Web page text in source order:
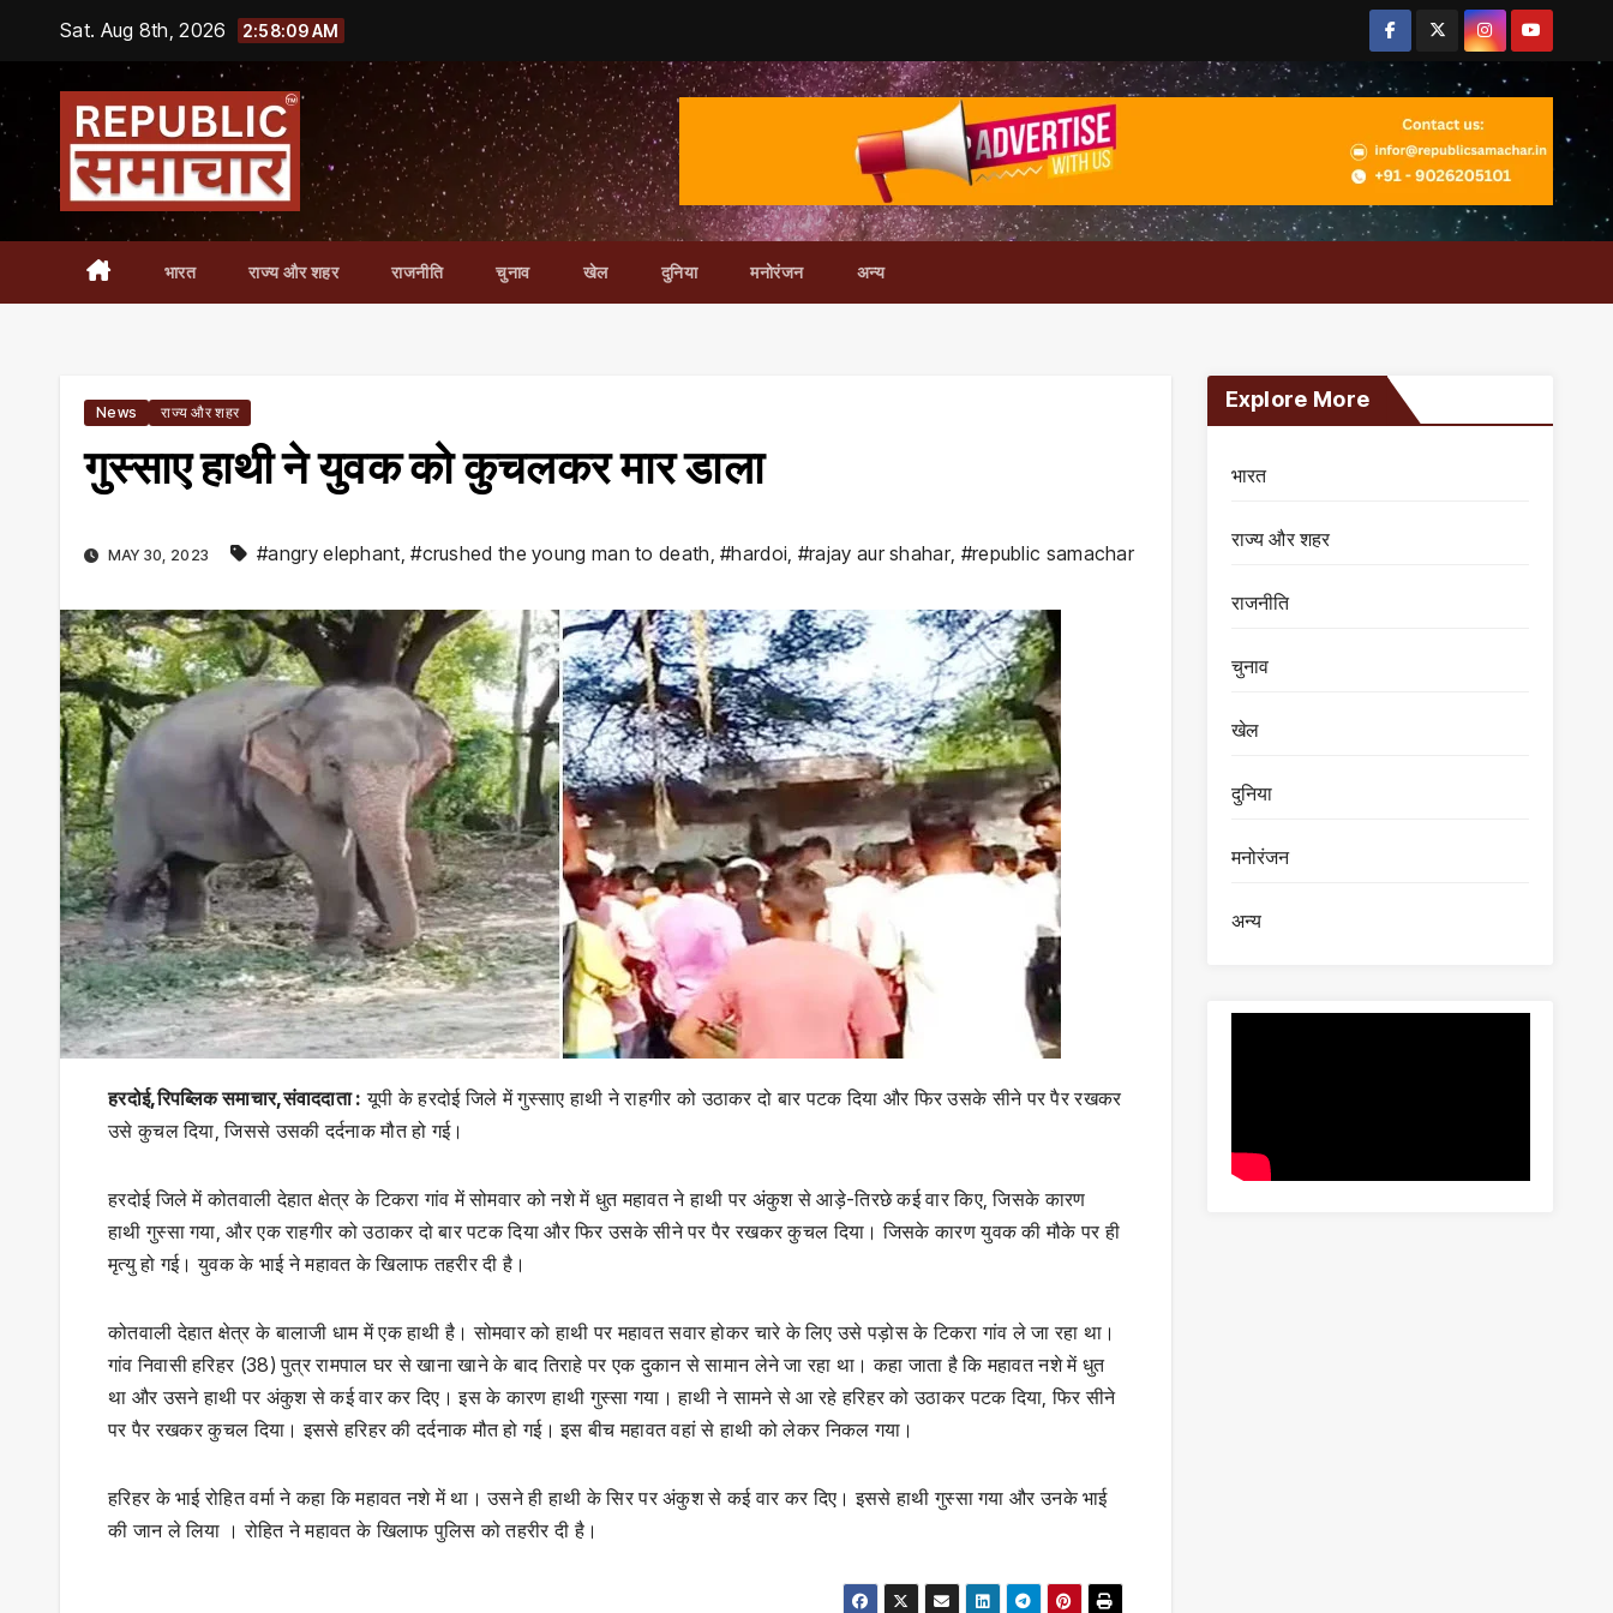
content
Sat. Aug 8th, 2026 2:58:10 AM
भारत राज्य और शहर राजनीति चुनाव खेल दुनिया मनोरंजन अन्य
News राज्य और शहर
गुस्साए हाथी ने युवक को कुचलकर मार डाला
MAY 30, 2023 #angry elephant,#crushed the young man to death,#hardoi, #rajay aur shahar, #republic samachar
हरदोई,रिपब्लिक समाचार,संवाददाता : यूपी के हरदोई जिले में गुस्साए हाथी ने राहगीर को उठाकर दो बार पटक दिया और फिर उसके सीने पर पैर रखकर
उसे कुचल दिया, जिससे उसकी दर्दनाक मौत हो गई।
हरदोई जिले में कोतवाली देहात क्षेत्र के टिकरा गांव में सोमवार को नशे में धुत महावत ने हाथी पर अंकुश से आड़े-तिरछे कई वार किए, जिसके कारण
हाथी गुस्सा गया, और एक राहगीर को उठाकर दो बार पटक दिया और फिर उसके सीने पर पैर रखकर कुचल दिया। जिसके कारण युवक की मौके पर ही
मृत्यु हो गई। युवक के भाई ने महावत के खिलाफ तहरीर दी है।
कोतवाली देहात क्षेत्र के बालाजी धाम में एक हाथी है। सोमवार को हाथी पर महावत सवार होकर चारे के लिए उसे पड़ोस के टिकरा गांव ले जा रहा था।
गांव निवासी हरिहर (38) पुत्र रामपाल घर से खाना खाने के बाद तिराहे पर एक दुकान से सामान लेने जा रहा था। कहा जाता है कि महावत नशे में धुत
था और उसने हाथी पर अंकुश से कई वार कर दिए। इस के कारण हाथी गुस्सा गया। हाथी ने सामने से आ रहे हरिहर को उठाकर पटक दिया, फिर सीने
पर पैर रखकर कुचल दिया। इससे हरिहर की दर्दनाक मौत हो गई। इस बीच महावत वहां से हाथी को लेकर निकल गया।
हरिहर के भाई रोहित वर्मा ने कहा कि महावत नशे में था। उसने ही हाथी के सिर पर अंकुश से कई वार कर दिए। इससे हाथी गुस्सा गया और उनके भाई
की जान ले लिया । रोहित ने महावत के खिलाफ पुलिस को तहरीर दी है।
Explore More
भारत
राज्य और शहर
राजनीति
चुनाव
खेल
दुनिया
मनोरंजन
अन्य